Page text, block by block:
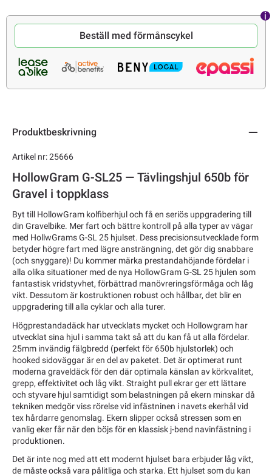
Beställ med förmånscykel
Produktbeskrivning
Artikel nr: 25666
HollowGram G-SL25 — Tävlingshjul 650b för
Gravel i toppklass
Byt till HollowGram kolfiberhjul och få en seriös uppgradering till
din Gravelbike. Mer fart och bättre kontroll på alla typer av vägar
med HollwGrams G-SL 25 hjulset. Dess precisionsutvecklade form
betyder högre fart med lägre ansträngning, det gör dig snabbare
(och snyggare)! Du kommer märka prestandahöjande fördelar i
alla olika situationer med de nya HollowGram G-SL 25 hjulen som
fantastisk vridstyvhet, förbättrad manövreringsförmåga och låg
vikt. Dessutom är kostruktionen robust och hållbar, det blir en
uppgradering till alla cyklar och alla turer.
Högprestandadäck har utvecklats mycket och Hollowgram har
utvecklat sina hjul i samma takt så att du kan få ut alla fördelar.
25mm invändig fälgbredd (perfekt för 650b hjulstorlek) och
hooked sidoväggar är en del av paketet. Det är optimerat runt
moderna graveldäck för den där optimala känslan av körkvalitet,
grepp, effektivitet och låg vikt. Straight pull ekrar ger ett lättare
och styvare hjul samtidigt som belastningen på ekern minskar då
tekniken medgör viss rörelse vid infästninen i navets ekerhål vid
tex hårdarre genomslag. Ekern slipper också stressen som en
vanlig eker får när den böjs för en klassisk j-bend navinfästning i
produktionen.
Det är inte nog med att ett modernt hjulset bara erbjuder låg vikt,
de måste också vara pålitliga och starka. Ett hjulset som du kan